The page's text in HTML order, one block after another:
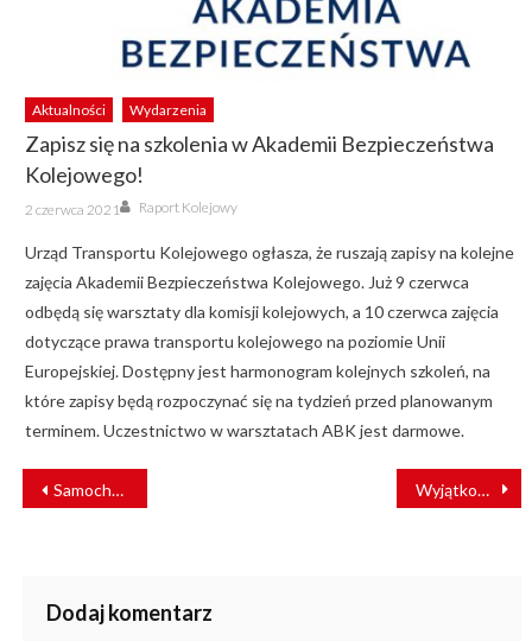
Aktualności Wydarzenia
Zapisz się na szkolenia w Akademii Bezpieczeństwa
Kolejowego!
Posted
on
2 czerwca 2021 Author
Raport Kolejowy
Urząd Transportu Kolejowego ogłasza, że ruszają zapisy na kolejne
zajęcia Akademii Bezpieczeństwa Kolejowego. Już 9 czerwca
odbędą się warsztaty dla komisji kolejowych, a 10 czerwca zajęcia
dotyczące prawa transportu kolejowego na poziomie Unii
Europejskiej. Dostępny jest harmonogram kolejnych szkoleń, na
które zapisy będą rozpoczynać się na tydzień przed planowanym
terminem. Uczestnictwo w warsztatach ABK jest darmowe.
NAWIGACJA
WPISU
Samochód wjechał pod pociąg Kolei Śląskich. “Sygnalizacja działała prawidłowo” Wyjątkowy mural podziękowaniem za służbę w czasie epidemii
Dodaj komentarz